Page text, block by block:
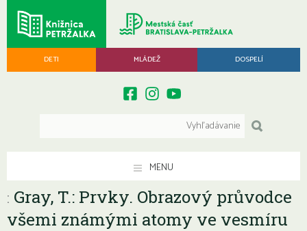
DETI MLÁDEŽ DOSPELÍ
MENU
: Gray, T.: Prvky. Obrazový průvodce
všemi známými atomy ve vesmíru